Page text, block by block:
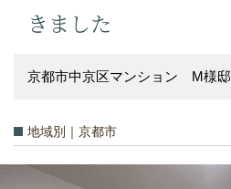
きました
京都市中京区マンション M様邸
地域別｜京都市